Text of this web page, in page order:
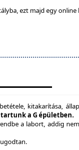
ezt majd egy
kitakarítása,
a G épületben.
a labort, addig